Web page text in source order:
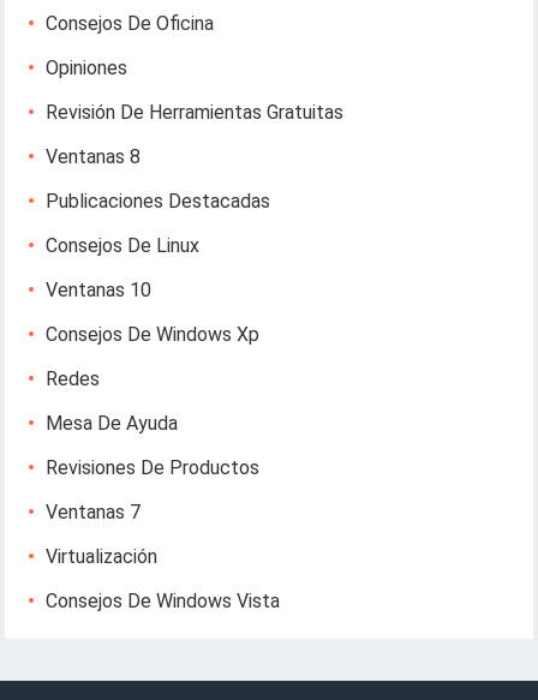
Consejos De Oficina
Opiniones
Revisión De Herramientas Gratuitas
Ventanas 8
Publicaciones Destacadas
Consejos De Linux
Ventanas 10
Consejos De Windows Xp
Redes
Mesa De Ayuda
Revisiones De Productos
Ventanas 7
Virtualización
Consejos De Windows Vista